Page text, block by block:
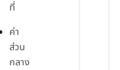
ที่
ค่า
ส่วน
กลาง